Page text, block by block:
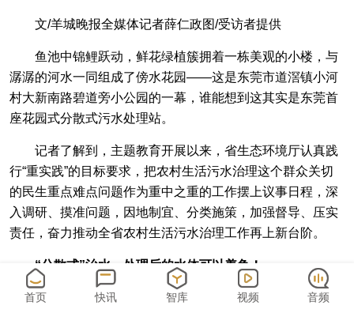
文/羊城晚报全媒体记者薛仁政图/受访者提供
鱼池中锦鲤跃动，鲜花绿植簇拥着一栋美观的小楼，与
潺潺的河水一同组成了傍水花园——这是东莞市道滘镇小河
村大新南路碧道旁小公园的一幕，谁能想到这其实是东莞首
座花园式分散式污水处理站。
记者了解到，主题教育开展以来，省生态环境厅认真践
行“重实践”的目标要求，把农村生活污水治理这个群众关切
的民生重点难点问题作为重中之重的工作摆上议事日程，深
入调研、摸准问题，因地制宜、分类施策，加强督导、压实
责任，奋力推动全省农村生活污水治理工作再上新台阶。
“分散式”治水，处理后的水体可以养鱼！
“此前这里是一片杂草丛生的荒地，旁边的内河涌常有污
首页 快讯 智库 视频 音频